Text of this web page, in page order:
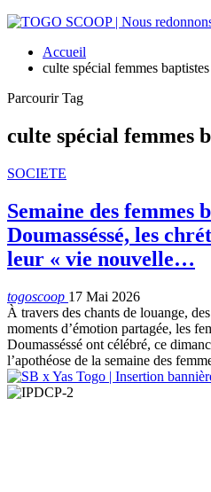
Accueil
culte spécial femmes
Parcourir Tag
culte spécial femmes
SOCIETE
Semaine des femmes
Doumasséssé, les
leur « vie nouvelle…
togoscoop 17 Mai 2026
À travers des chants de louange,
moments d’émotion partagée, les
Doumasséssé ont célébré, ce
l’apothéose de la semaine des